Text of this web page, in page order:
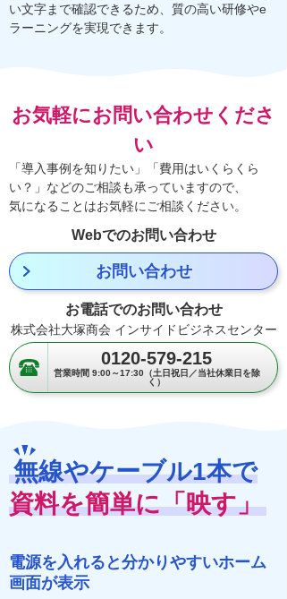
い文字まで確認できるため、質の高い研修やe
ラーニングを実現できます。
お気軽にお問い合わせくださ
い
「導入事例を知りたい」「費用はいくらくら
い？」などのご相談も承っていますので、
気になることはお気軽にご相談ください。
Webでのお問い合わせ
お問い合わせ
お電話でのお問い合わせ
株式会社大塚商会 インサイドビジネスセンター
0120-579-215
営業時間 9:00～17:30（土日祝日／当社休業日を除
く）
無線やケーブル1本で
資料を簡単に「映す」
電源を入れると分かりやすいホーム
画面が表示